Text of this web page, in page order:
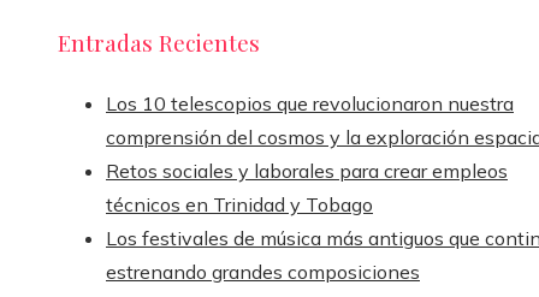
Entradas Recientes
Los 10 telescopios que revolucionaron nuestra
comprensión del cosmos y la exploración
Retos sociales y laborales para crear empleos
técnicos en Trinidad y Tobago
Los festivales de música más antiguos que
estrenando grandes composiciones